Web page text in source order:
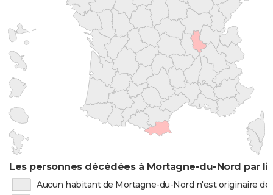
Les personnes décédées à Mortagne-du-Nord par
Aucun habitant de Mortagne-du-Nord n'est originaire